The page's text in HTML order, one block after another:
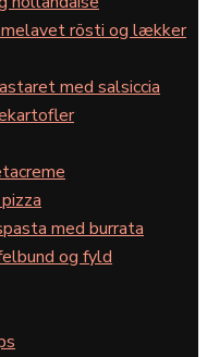
rösti og lækker
med salsiccia
med burrata
og fyld